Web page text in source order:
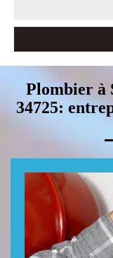
Plombier à
34725: